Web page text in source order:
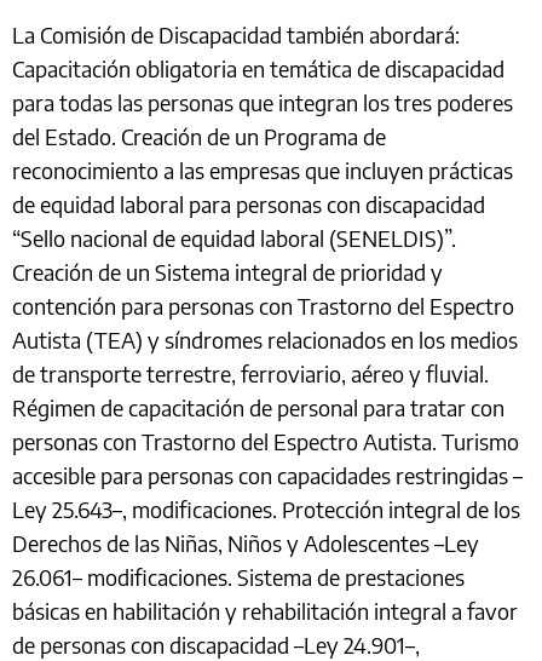
La Comisión de Discapacidad también abordará:
Capacitación obligatoria en temática de discapacidad
para todas las personas que integran los tres poderes
del Estado. Creación de un Programa de
reconocimiento a las empresas que incluyen prácticas
de equidad laboral para personas con discapacidad
“Sello nacional de equidad laboral (SENELDIS)”.
Creación de un Sistema integral de prioridad y
contención para personas con Trastorno del Espectro
Autista (TEA) y síndromes relacionados en los medios
de transporte terrestre, ferroviario, aéreo y fluvial.
Régimen de capacitación de personal para tratar con
personas con Trastorno del Espectro Autista. Turismo
accesible para personas con capacidades restringidas –
Ley 25.643–, modificaciones. Protección integral de los
Derechos de las Niñas, Niños y Adolescentes –Ley
26.061– modificaciones. Sistema de prestaciones
básicas en habilitación y rehabilitación integral a favor
de personas con discapacidad –Ley 24.901–,